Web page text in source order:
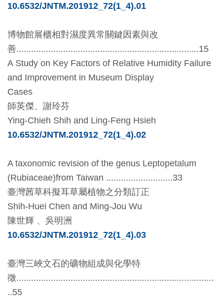
便
服
務
政
府
公
開
資
隱
私
權
與
資
安
全
宣
10.6532/JNTM.201912_72(1_4).01
博物館展櫃相對濕度異常關鍵因素與改
善..........................................................................15
A Study on Key Factors of Relative Humidity Failure
and Improvement in Museum Display
Cases
師英傑、 謝玲芬
Ying-Chieh Shih and Ling-Feng Hsieh
10.6532/JNTM.201912_72(1_4).02
A taxonomic revision of the genus Leptopetalum
(Rubiaceae)from Taiwan ...........................33
臺灣茜草科擬耳草屬植物之分類訂正
Shih-Huei Chen and Ming-Jou Wu
陳世輝 、 吳明洲
10.6532/JNTM.201912_72(1_4).03
臺灣三峽文石的礦物組成與化學特
徵................................................................................
..55